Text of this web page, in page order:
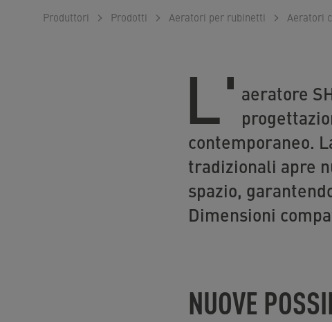
Produttori Prodotti Aeratori per rubinetti Aeratori
L' aeratore
contemporaneo.
tradizionali apre
spazio,
Dimensioni
NUOVE